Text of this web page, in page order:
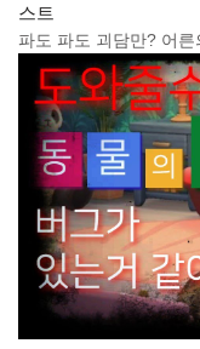
파도 파도 괴담만? 어